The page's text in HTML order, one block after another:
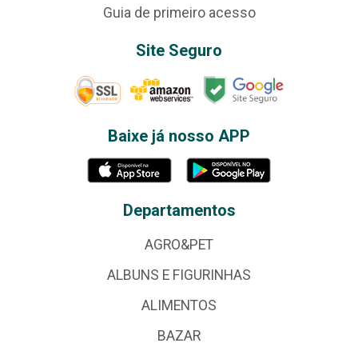
Guia de primeiro acesso
Site Seguro
Baixe já nosso APP
Departamentos
AGRO&PET
ALBUNS E FIGURINHAS
ALIMENTOS
BAZAR